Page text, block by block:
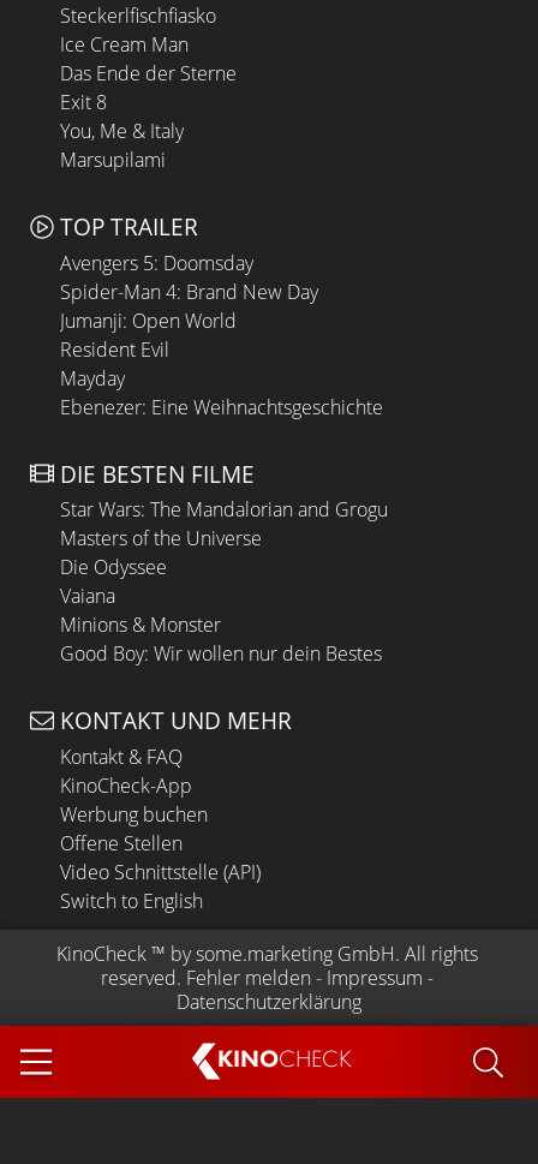
KINOCHECK
Steckerlfischfiasko
Ice Cream Man
Das Ende der Sterne
Exit 8
You, Me & Italy
Marsupilami
TOP TRAILER
Avengers 5: Doomsday
Spider-Man 4: Brand New Day
Jumanji: Open World
Resident Evil
Mayday
Ebenezer: Eine Weihnachtsgeschichte
DIE BESTEN FILME
Star Wars: The Mandalorian and Grogu
Masters of the Universe
Die Odyssee
Vaiana
Minions & Monster
Good Boy: Wir wollen nur dein Bestes
KONTAKT UND MEHR
Kontakt & FAQ
KinoCheck-App
Werbung buchen
Offene Stellen
Video Schnittstelle (API)
Switch to English
KinoCheck ™ by some.marketing GmbH. All rights
reserved. Fehler melden - Impressum -
Datenschutzerklärung